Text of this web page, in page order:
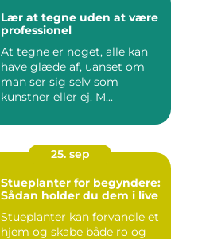
Lær at tegne uden at være
professionel
At tegne er noget, alle kan
have glæde af, uanset om
man ser sig selv som
kunstner eller ej. M...
25. sep
Stueplanter for begyndere:
Sådan holder du dem i live
Stueplanter kan forvandle et
hjem og skabe både ro og